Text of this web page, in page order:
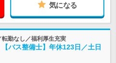
気になる
勤なし／福利厚生充実
バス整備士】年休123日／土日